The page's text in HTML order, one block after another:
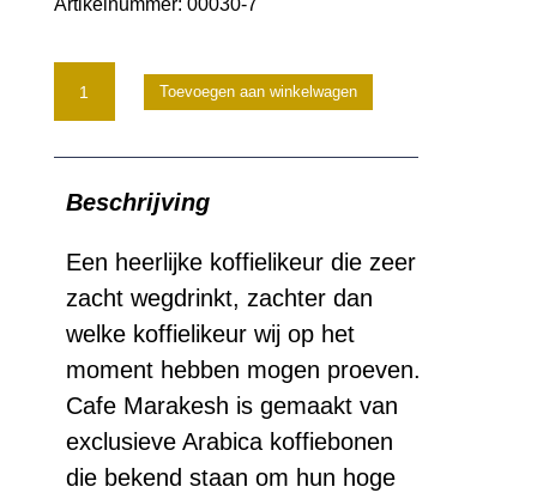
Artikelnummer: 00030-7
Cafe
Marakesh
Toevoegen aan winkelwagen
Beschrijving
Een heerlijke koffielikeur die zeer
zacht wegdrinkt, zachter dan
welke koffielikeur wij op het
moment hebben mogen proeven.
Cafe Marakesh is gemaakt van
exclusieve Arabica koffiebonen
die bekend staan om hun hoge